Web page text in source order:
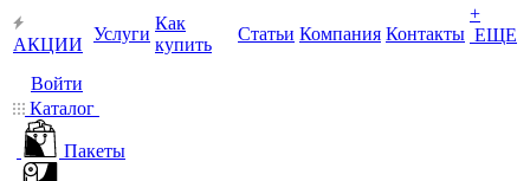
АКЦИИ
Услуги
Как
купить
Статьи Компания Контакты
+
ЕЩЕ
Войти
Каталог
Пакеты